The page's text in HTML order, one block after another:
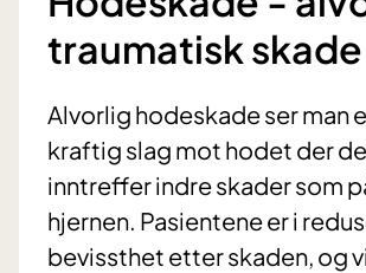
traumatisk skade
Alvorlig hodeskade ser man
kraftig slag mot hodet der
inntreffer indre skader som
hjernen. Pasientene er i
bevissthet etter skaden, og